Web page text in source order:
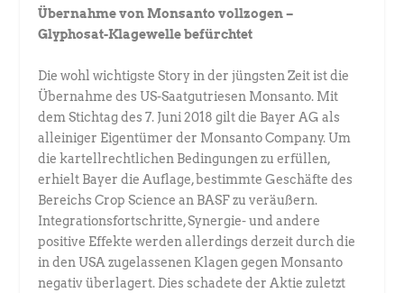
Übernahme von Monsanto vollzogen –
Glyphosat-Klagewelle befürchtet
Die wohl wichtigste Story in der jüngsten Zeit ist die
Übernahme des US-Saatgutriesen Monsanto. Mit
dem Stichtag des 7. Juni 2018 gilt die Bayer AG als
alleiniger Eigentümer der Monsanto Company. Um
die kartellrechtlichen Bedingungen zu erfüllen,
erhielt Bayer die Auflage, bestimmte Geschäfte des
Bereichs Crop Science an BASF zu veräußern.
Integrationsfortschritte, Synergie- und andere
positive Effekte werden allerdings derzeit durch die
in den USA zugelassenen Klagen gegen Monsanto
negativ überlagert. Dies schadete der Aktie zuletzt